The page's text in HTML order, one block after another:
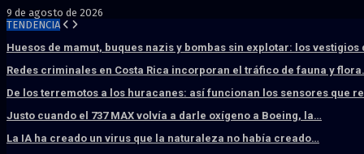
9 de agosto de 2026
TENDENCIA
Huesos de mamut, buques nazis y bombas sin explotar: los vestigios
Redes criminales en Costa Rica incorporan el tráfico de fauna y
De los terremotos a los huracanes: así funcionan los sensores que
Justo cuando el 737 MAX volvía a darle oxígeno a Boeing, la…
La IA ha creado un virus que la naturaleza no había creado…